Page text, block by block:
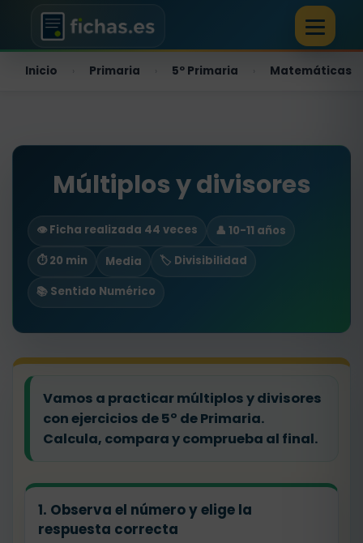
Inicio Primaria 5º Primaria Matemáticas
Múltiplos y divisores
👁️ Ficha realizada 44 veces
👤 10-11 años
⏱ 20 min
Media
🏷️ Divisibilidad
📚 Sentido Numérico
Vamos a practicar múltiplos y divisores
con ejercicios de 5º de Primaria.
Calcula, compara y comprueba al final.
1. Observa el número y elige la
respuesta correcta